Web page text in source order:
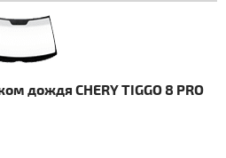
дождя CHERY TIGGO 8 PRO